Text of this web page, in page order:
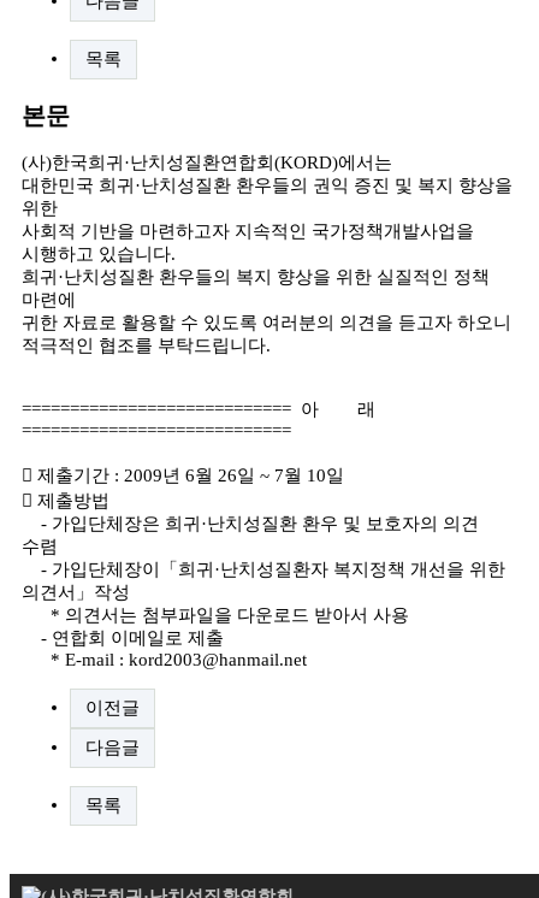
목록
본문
(사)한국희귀·난치성질환연합회(KORD)에서는
대한민국 희귀·난치성질환 환우들의 권익 증진 및 복지 향상을
위한
사회적 기반을 마련하고자 지속적인 국가정책개발사업을
시행하고 있습니다.
희귀·난치성질환 환우들의 복지 향상을 위한 실질적인 정책
마련에
귀한 자료로 활용할 수 있도록 여러분의 의견을 듣고자 하오니
적극적인 협조를 부탁드립니다.
============================ 아 래
============================
󰋻 제출기간 : 2009년 6월 26일 ~ 7월 10일
󰋻 제출방법
- 가입단체장은 희귀·난치성질환 환우 및 보호자의 의견
수렴
- 가입단체장이「희귀·난치성질환자 복지정책 개선을 위한
의견서」작성
* 의견서는 첨부파일을 다운로드 받아서 사용
- 연합회 이메일로 제출
* E-mail : kord2003@hanmail.net
이전글
다음글
목록